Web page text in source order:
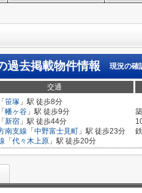
ならコムハウジング
過去掲載物件情報 現況の確
交通
「 笹塚 」駅 徒歩8分
「 幡ヶ谷 」駅 徒歩9分
「 新宿 」駅 徒歩44分
南支線 「 中野富士見町 」駅 徒歩23分
「 代々木上原 」駅 徒歩20分